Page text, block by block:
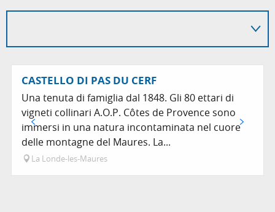
CASTELLO DI PAS DU CERF
Una tenuta di famiglia dal 1848. Gli 80 ettari di
vigneti collinari A.O.P. Côtes de Provence sono
immersi in una natura incontaminata nel cuore
delle montagne del Maures. La...
La Londe-les-Maures